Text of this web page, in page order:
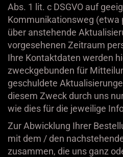
Abs. 1 lit. c DSGVO auf
Kommunikationsweg (etwa
über anstehende
vorgesehenen Zeitraum
Ihre Kontaktdaten werden
zweckgebunden für
geschuldete
diesem Zweck durch uns
wie dies für die jeweilige
Zur Abwicklung Ihrer
mit dem / den
zusammen, die uns ganz